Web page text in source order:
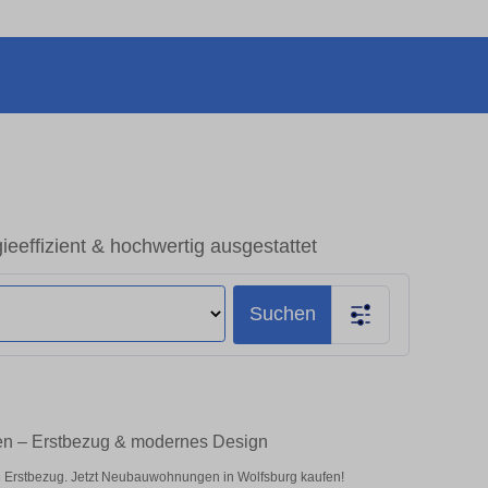
& hochwertig ausgestattet
Suchen
– Erstbezug & modernes Design
Jetzt Neubauwohnungen in Wolfsburg kaufen!